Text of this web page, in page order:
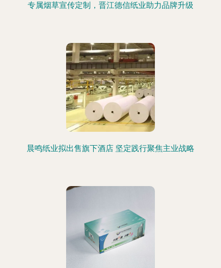
专属烟草宣传定制，晋江德信纸业助力品牌升级
晨鸣纸业拟出售旗下酒店 坚定践行聚焦主业战略